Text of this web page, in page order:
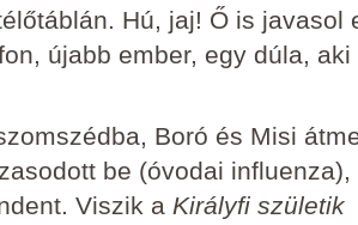
Hú, jaj! Ő is javasol
újabb ember, egy dúla,
Boró és Misi
be (óvodai
Viszik a Királyfi születik